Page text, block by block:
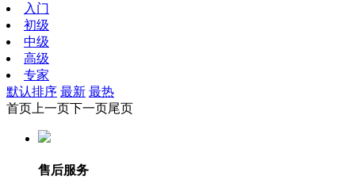
入门
初级
中级
高级
专家
默认排序 最新 最热
首页 上一页下一页尾页
售后服务